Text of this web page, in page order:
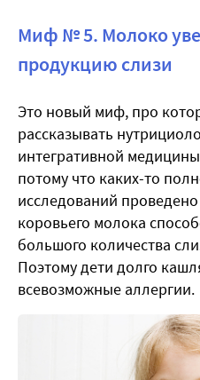
Миф № 5. Молоко
продукцию слизи
Это новый миф, про
рассказывать
интегративной
потому что каких-то
исследований
коровьего молока
большого количества
Поэтому дети долго
всевозможные аллергии.